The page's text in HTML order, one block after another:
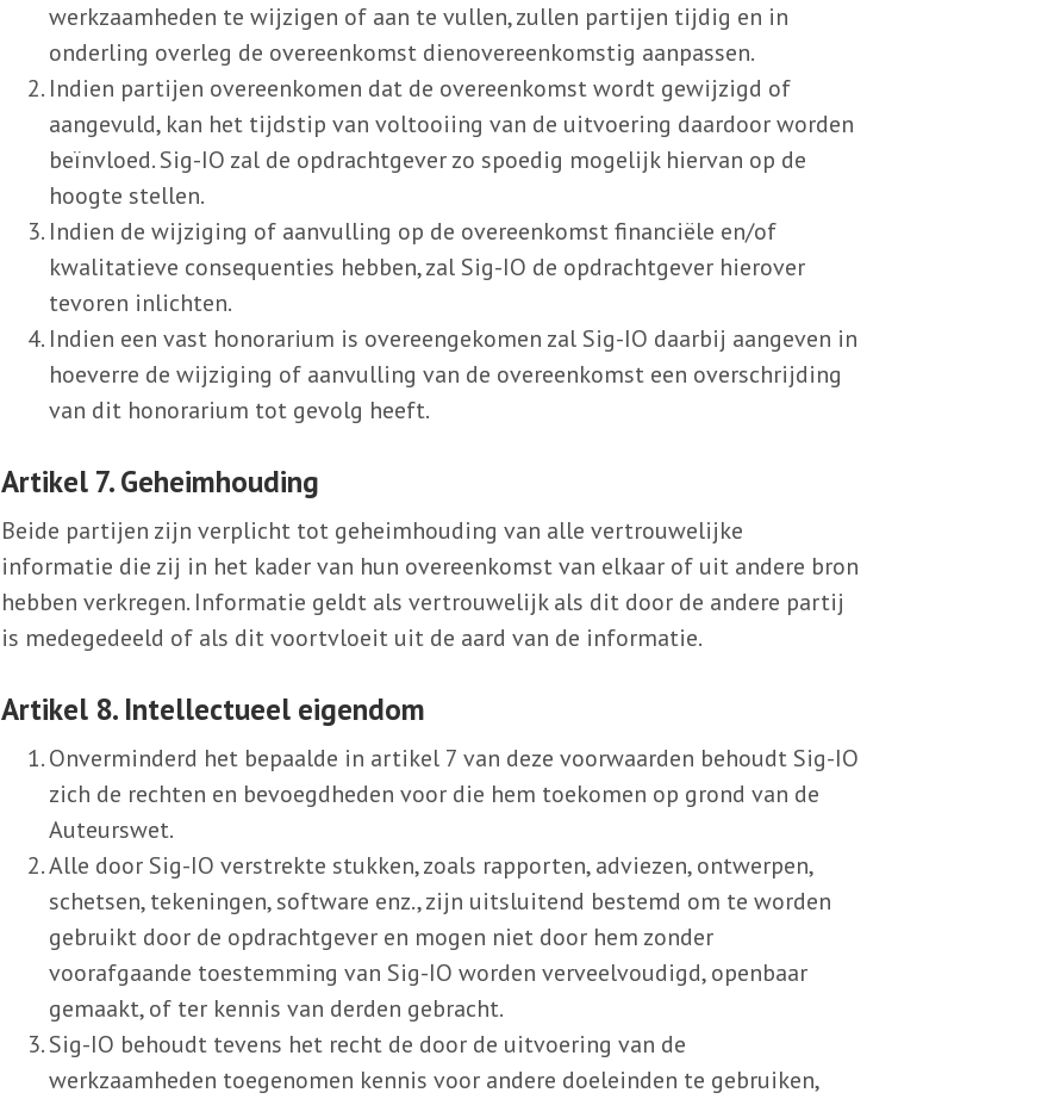
werkzaamheden te wijzigen of aan te vullen, zullen partijen tijdig en in
onderling overleg de overeenkomst dienovereenkomstig aanpassen.
Indien partijen overeenkomen dat de overeenkomst wordt gewijzigd of
aangevuld, kan het tijdstip van voltooiing van de uitvoering daardoor worden
beïnvloed. Sig-IO zal de opdrachtgever zo spoedig mogelijk hiervan op de
hoogte stellen.
Indien de wijziging of aanvulling op de overeenkomst financiële en/of
kwalitatieve consequenties hebben, zal Sig-IO de opdrachtgever hierover
tevoren inlichten.
Indien een vast honorarium is overeengekomen zal Sig-IO daarbij aangeven in
hoeverre de wijziging of aanvulling van de overeenkomst een overschrijding
van dit honorarium tot gevolg heeft.
Artikel 7. Geheimhouding
Beide partijen zijn verplicht tot geheimhouding van alle vertrouwelijke
informatie die zij in het kader van hun overeenkomst van elkaar of uit andere bron
hebben verkregen. Informatie geldt als vertrouwelijk als dit door de andere partij
is medegedeeld of als dit voortvloeit uit de aard van de informatie.
Artikel 8. Intellectueel eigendom
Onverminderd het bepaalde in artikel 7 van deze voorwaarden behoudt Sig-IO
zich de rechten en bevoegdheden voor die hem toekomen op grond van de
Auteurswet.
Alle door Sig-IO verstrekte stukken, zoals rapporten, adviezen, ontwerpen,
schetsen, tekeningen, software enz., zijn uitsluitend bestemd om te worden
gebruikt door de opdrachtgever en mogen niet door hem zonder
voorafgaande toestemming van Sig-IO worden verveelvoudigd, openbaar
gemaakt, of ter kennis van derden gebracht.
Sig-IO behoudt tevens het recht de door de uitvoering van de
werkzaamheden toegenomen kennis voor andere doeleinden te gebruiken,